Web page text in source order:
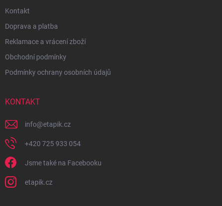
Kontakt
Doprava a platba
Reklamace a vrácení zboží
Obchodní podmínky
Podmínky ochrany osobních údajů
KONTAKT
info@etapik.cz
+420 725 933 054
Jsme také na Facebooku
etapik.cz